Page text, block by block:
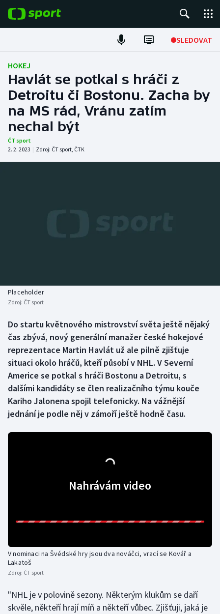
SLEDOVAT
Fotbal
Hokej
Tenis
Atletika
Boby a skeleton
Box
Dostihy
Florbal
Futsal
Krasobruslení
Lyže a snowboard
AZ kvíz
HOKEJ
Havlát se potkal s hráči z
Detroitu či Bostonu. Zacha by
na MS rád, Vránu zatím
nechal být
ČT sport
2. 2. 2023 | Zdroj: ČT sport, ČTK
Placeholder
Zdroj: ČT sport
Do startu květnového mistrovství světa ještě nějaký
čas zbývá, nový generální manažer české hokejové
reprezentace Martin Havlát už ale pilně zjišťuje
situaci okolo hráčů, kteří působí v NHL. V Severní
Americe se potkal s hráči Bostonu a Detroitu, s
dalšími kandidáty se člen realizačního týmu kouče
Kariho Jalonena spojil telefonicky. Na vážnější
jednání je podle něj v zámoří ještě hodně času.
Nahrávám video
V nominaci na Švédské hry jsou dva nováčci, vrací se Kovář a
Lakatoš
Zdroj: ČT sport
"NHL je v polovině sezony. Některým klukům se daří
skvěle, někteří hrají míň a někteří vůbec. Zjišťuji, jaká je